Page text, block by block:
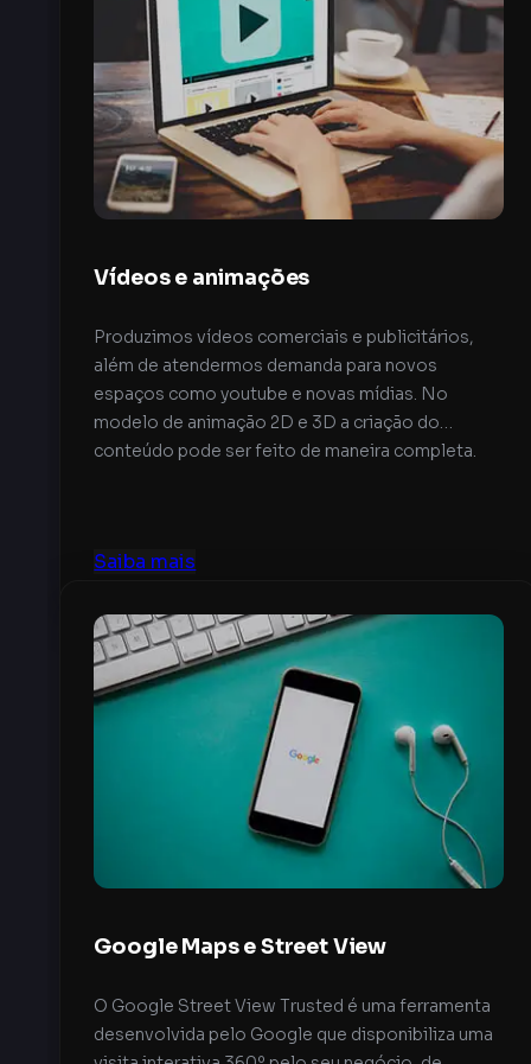
Vídeos e animações
Produzimos vídeos comerciais e publicitários,
além de atendermos demanda para novos
espaços como youtube e novas mídias. No
modelo de animação 2D e 3D a criação do
conteúdo pode ser feito de maneira completa.
Saiba mais
Google Maps e Street View
O Google Street View Trusted é uma ferramenta
desenvolvida pelo Google que disponibiliza uma